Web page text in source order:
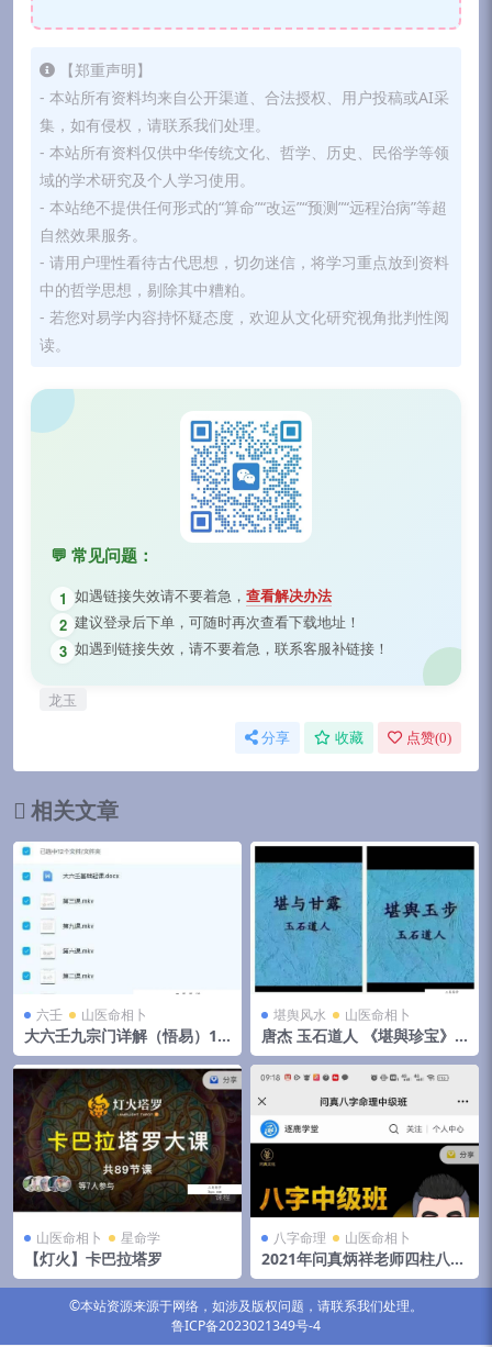
【郑重声明】
- 本站所有资料均来自公开渠道、合法授权、用户投稿或AI采
集，如有侵权，请联系我们处理。
- 本站所有资料仅供中华传统文化、哲学、历史、民俗学等领
域的学术研究及个人学习使用。
- 本站绝不提供任何形式的“算命”“改运”“预测”“远程治病”等超
自然效果服务。
- 请用户理性看待古代思想，切勿迷信，将学习重点放到资料
中的哲学思想，剔除其中糟粕。
- 若您对易学内容持怀疑态度，欢迎从文化研究视角批判性阅
读。
💬 常见问题：
1 如遇链接失效请不要着急， 查看解决办法
2 建议登录后下单，可随时再次查看下载地址！
3 如遇到链接失效，请不要着急，联系客服补链接！
龙玉
分享 收藏 点赞(0)
相关文章
六壬 山医命相卜
大六壬九宗门详解（悟易）11
集+文档
堪舆风水 山医命相卜
唐杰 玉石道人 《堪與珍宝》
《堪与甘露》《堪與玉步》
《风水地理藏珍》4本风水绝
版教
山医命相卜 星命学
【灯火】卡巴拉塔罗
八字命理 山医命相卜
2021年问真炳祥老师四柱八字
中级班
©本站资源来源于网络，如涉及版权问题，请联系我们处理。
鲁ICP备2023021349号-4